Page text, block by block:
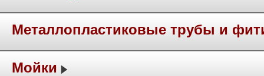
Металлопластиковые трубы и
Мойки